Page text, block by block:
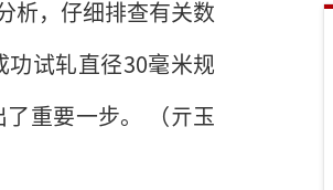
析，仔细排查有关数
功试轧直径30毫米规
重要一步。 （亓玉